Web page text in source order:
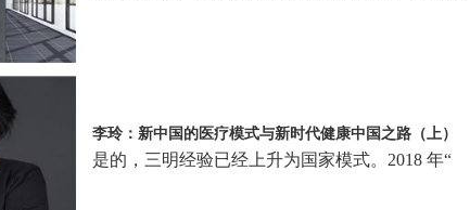
李玲：新中国的医疗模式与新时代健康中国之路（上）
是的，三明经验已经上升为国家模式。2018 年“